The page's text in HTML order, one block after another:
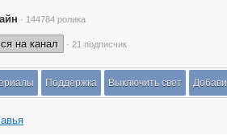
· 144784 ролика
на канал · 21 подписчик
Поддержка Выключить свет